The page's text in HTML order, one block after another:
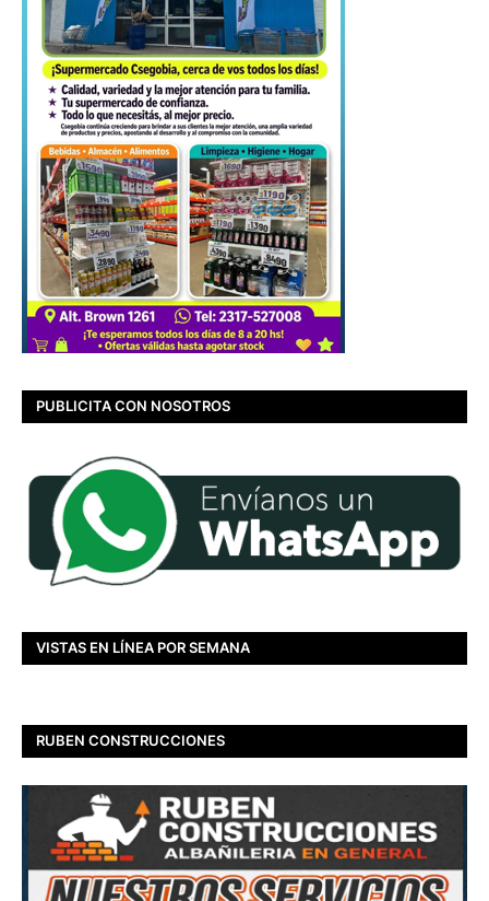
PUBLICITA CON NOSOTROS
VISTAS EN LÍNEA POR SEMANA
RUBEN CONSTRUCCIONES